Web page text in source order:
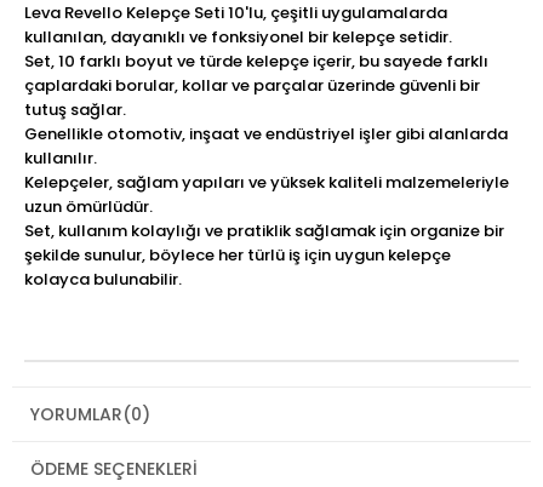
Leva Revello Kelepçe Seti 10'lu, çeşitli uygulamalarda
kullanılan, dayanıklı ve fonksiyonel bir kelepçe setidir.
Set, 10 farklı boyut ve türde kelepçe içerir, bu sayede farklı
çaplardaki borular, kollar ve parçalar üzerinde güvenli bir
tutuş sağlar.
Genellikle otomotiv, inşaat ve endüstriyel işler gibi alanlarda
kullanılır.
Kelepçeler, sağlam yapıları ve yüksek kaliteli malzemeleriyle
uzun ömürlüdür.
Set, kullanım kolaylığı ve pratiklik sağlamak için organize bir
şekilde sunulur, böylece her türlü iş için uygun kelepçe
kolayca bulunabilir.
YORUMLAR(0)
ÖDEME SEÇENEKLERI